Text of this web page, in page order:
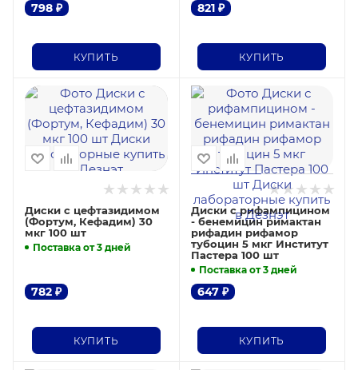
798 ₽
КУПИТЬ
821₽
КУПИТЬ
Диски с цефтазидимом
(Фортум, Кефадим) 30
мкг 100 шт
Поставка от 3 дней
782 ₽
КУПИТЬ
Диски с рифампицином
- бенемицин римактан
рифадин рифамор
тубоцин 5 мкг Институт
Пастера 100 шт
Поставка от 3 дней
647₽
КУПИТЬ